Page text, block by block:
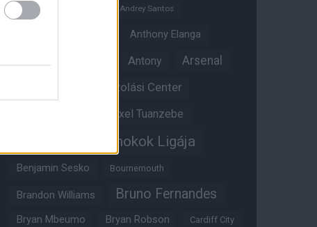
Andreas Pereira
Andrey Santos
Anthony Elanga
Antony Arsenal
Átigazolási Center
Axel Tuanzebe
Bajnokok Ligája
Benjamin Sesko Bournemouth
Brandon Williams Bruno Fernandes
Bryan Mbeumo Bryan Robson Cardiff City